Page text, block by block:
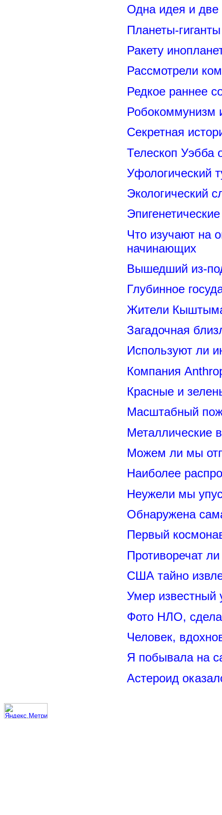
Одна идея и две
Планеты-
Ракету
Рассмотрели
Редкое раннее
Секретная
Телескоп Уэбба
Уфологический
Экологический
Что изучают на
начинающих
Вышедший из-
Глубинное
Жители
Загадочная
Используют ли
Компания
Красные и
Масштабный
Металлические
Можем ли мы
Наиболее
Неужели мы
Обнаружена
Первый
Противоречат
США тайно
Умер
Фото НЛО,
Человек,
Я побывала на
Астероид